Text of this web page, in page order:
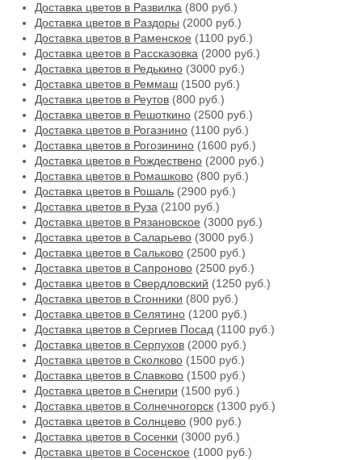
Доставка цветов в Развилка (800 руб.)
Доставка цветов в Раздоры (2000 руб.)
Доставка цветов в Раменское (1100 руб.)
Доставка цветов в Рассказовка (2000 руб.)
Доставка цветов в Редькино (3000 руб.)
Доставка цветов в Реммаш (1500 руб.)
Доставка цветов в Реутов (800 руб.)
Доставка цветов в Решоткино (2500 руб.)
Доставка цветов в Рогазнино (1100 руб.)
Доставка цветов в Рогозинино (1600 руб.)
Доставка цветов в Рождествено (2000 руб.)
Доставка цветов в Ромашково (800 руб.)
Доставка цветов в Рошаль (2900 руб.)
Доставка цветов в Руза (2100 руб.)
Доставка цветов в Рязановское (3000 руб.)
Доставка цветов в Саларьево (3000 руб.)
Доставка цветов в Сальково (2500 руб.)
Доставка цветов в Сапроново (2500 руб.)
Доставка цветов в Свердловский (1250 руб.)
Доставка цветов в Сгонники (800 руб.)
Доставка цветов в Селятино (1200 руб.)
Доставка цветов в Сергиев Посад (1100 руб.)
Доставка цветов в Серпухов (2000 руб.)
Доставка цветов в Сколково (1500 руб.)
Доставка цветов в Славково (1500 руб.)
Доставка цветов в Снегири (1500 руб.)
Доставка цветов в Солнечногорск (1300 руб.)
Доставка цветов в Солнцево (900 руб.)
Доставка цветов в Сосенки (3000 руб.)
Доставка цветов в Сосенское (1000 руб.)